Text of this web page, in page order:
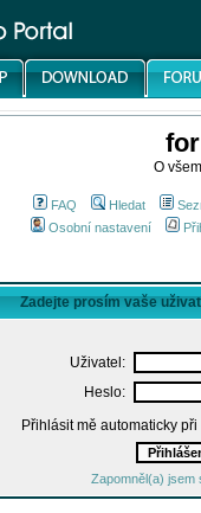
O
FAQ Hledat
Osobní nastavení
Zadejte prosím vaše
Uživatel:
Heslo:
Přihlásit mě automaticky
Zapomněl(a) jsem